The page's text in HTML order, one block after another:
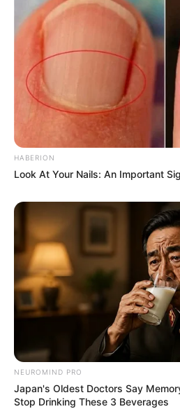
HABERION
Look At Your Nails: An Important
NEUROMIND PRO
Japan's Oldest Doctors Say
Stop Drinking These 3 Beverages